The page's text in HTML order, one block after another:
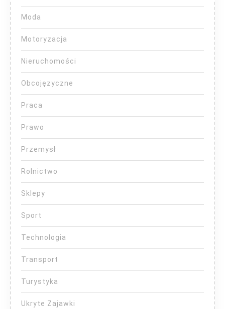
Moda
Motoryzacja
Nieruchomości
Obcojęzyczne
Praca
Prawo
Przemysł
Rolnictwo
Sklepy
Sport
Technologia
Transport
Turystyka
Ukryte Zajawki